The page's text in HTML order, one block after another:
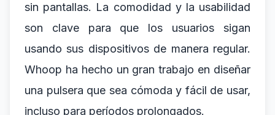
sin pantallas. La comodidad y la usabilidad
son clave para que los usuarios sigan
usando sus dispositivos de manera regular.
Whoop ha hecho un gran trabajo en diseñar
una pulsera que sea cómoda y fácil de usar,
incluso para períodos prolongados.